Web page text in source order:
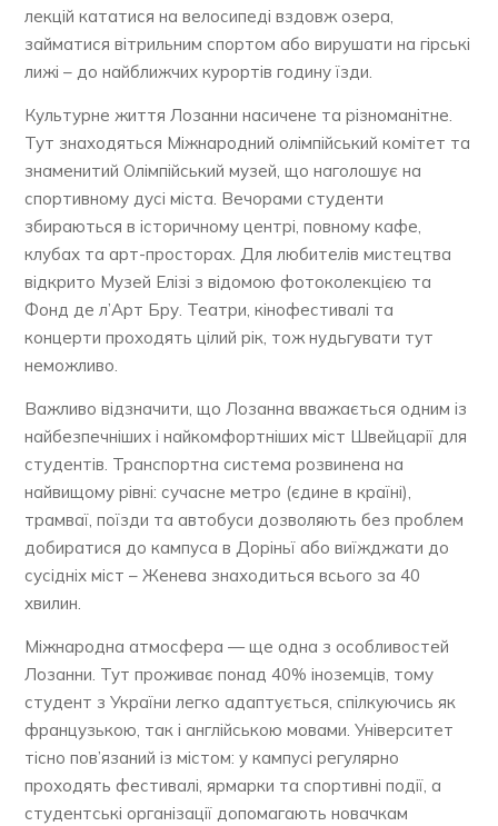
лекцій кататися на велосипеді вздовж озера,
займатися вітрильним спортом або вирушати на гірські
лижі – до найближчих курортів годину їзди.
Культурне життя Лозанни насичене та різноманітне.
Тут знаходяться Міжнародний олімпійський комітет та
знаменитий Олімпійський музей, що наголошує на
спортивному дусі міста. Вечорами студенти
збираються в історичному центрі, повному кафе,
клубах та арт-просторах. Для любителів мистецтва
відкрито Музей Елізі з відомою фотоколекцією та
Фонд де л’Арт Бру. Театри, кінофестивалі та
концерти проходять цілий рік, тож нудьгувати тут
неможливо.
Важливо відзначити, що Лозанна вважається одним із
найбезпечніших і найкомфортніших міст Швейцарії для
студентів. Транспортна система розвинена на
найвищому рівні: сучасне метро (єдине в країні),
трамваї, поїзди та автобуси дозволяють без проблем
добиратися до кампуса в Доріньї або виїжджати до
сусідніх міст – Женева знаходиться всього за 40
хвилин.
Міжнародна атмосфера — ще одна з особливостей
Лозанни. Тут проживає понад 40% іноземців, тому
студент з України легко адаптується, спілкуючись як
французькою, так і англійською мовами. Університет
тісно пов’язаний із містом: у кампусі регулярно
проходять фестивалі, ярмарки та спортивні події, а
студентські організації допомагають новачкам